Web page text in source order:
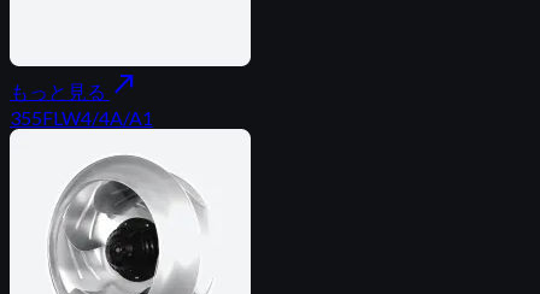
もっと見る north_east
355FLW4/4A/A1